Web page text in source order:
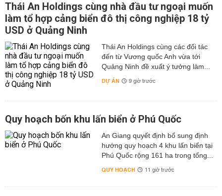
Thái An Holdings cùng nhà đầu tư ngoại muốn
làm tổ hợp cảng biển đô thị công nghiệp 18 tỷ
USD ở Quảng Ninh
Thái An Holdings cùng các đối tác
đến từ Vương quốc Anh vừa tới
Quảng Ninh đề xuất ý tưởng làm...
DỰ ÁN 9 giờ trước
Quy hoạch bốn khu lấn biển ở Phú Quốc
An Giang quyết định bổ sung định
hướng quy hoạch 4 khu lấn biển tại
Phú Quốc rộng 161 ha trong tổng...
QUY HOẠCH 11 giờ trước